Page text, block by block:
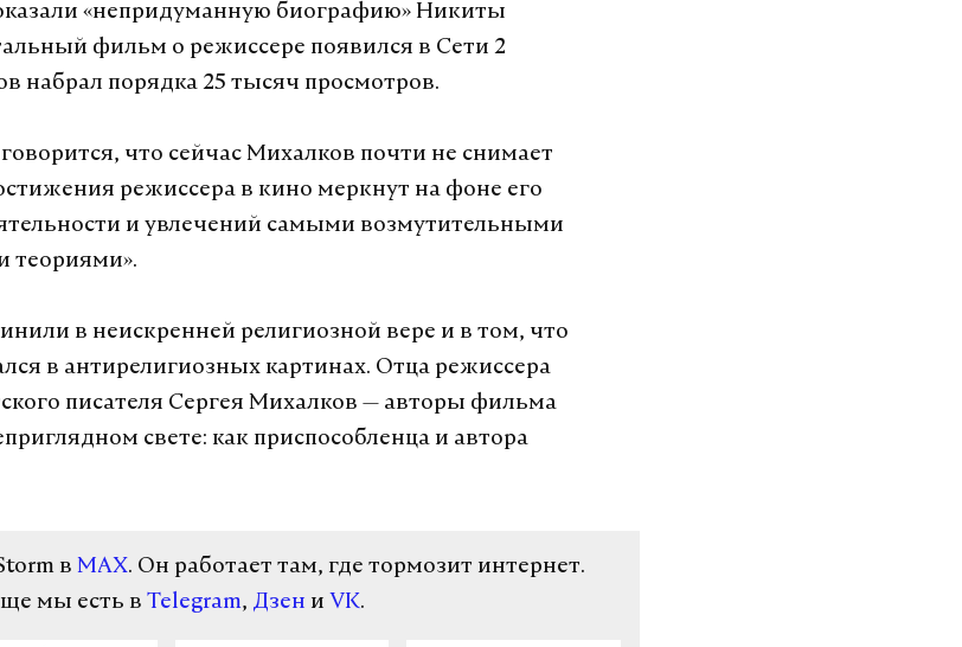
«непридуманную биографию» Никиты
фильм о режиссере появился в Сети 2
набрал порядка 25 тысяч просмотров.
что сейчас Михалков почти не снимает
режиссера в кино меркнут на фоне его
и увлечений самыми возмутительными
теориями».
в неискренней религиозной вере и в том, что
в антирелигиозных картинах. Отца режиссера
писателя Сергея Михалков — авторы фильма
свете: как приспособленца и автора
в MAX. Он работает там, где тормозит интернет.
мы есть в Telegram, Дзен и VK.